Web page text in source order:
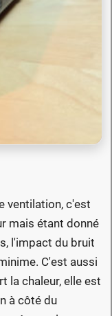
ventilation, c'est
mais étant donné
l'impact du bruit
C'est aussi
la chaleur, elle est
à côté du